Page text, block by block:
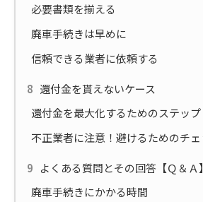
必要書類を揃える
廃車手続きは早めに
信頼できる業者に依頼する
還付金を貰えないケース
還付金を最大化するためのステップ
不正業者に注意！避けるためのチ
よくある質問とその回答【Ｑ＆Ａ】
廃車手続きにかかる時間